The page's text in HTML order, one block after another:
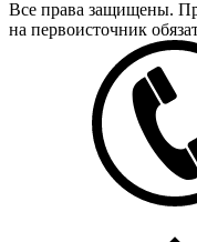
Все права защищены.
на первоисточник